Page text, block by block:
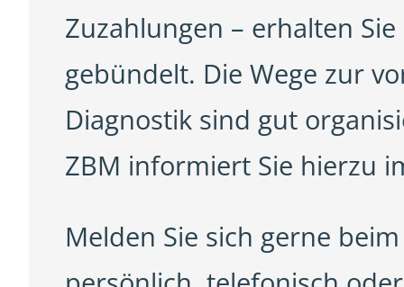
Zuzahlungen – erhalten
gebündelt. Die Wege zur
Diagnostik sind gut
ZBM informiert Sie hierzu
Melden Sie sich gerne